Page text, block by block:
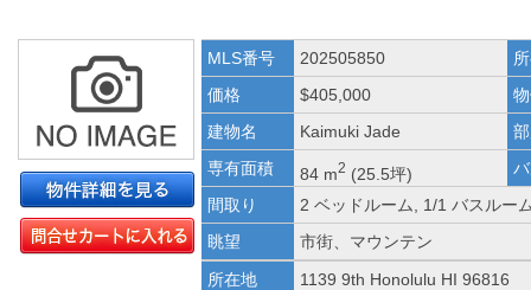
MLS番号 202505850
価格
$405,000
建物名
Kaimuki Jade
専有面積
84 m2 (25.5坪)
間取り
2 ベッドルーム, 1/1 バスルー
眺望
市街、マウンテン
所在地
1139 9th Honolulu HI 96816